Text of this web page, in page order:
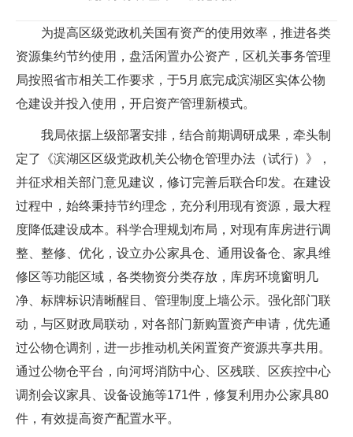
为提高区级党政机关国有资产的使用效率，推进各类
资源集约节约使用，盘活闲置办公资产，区机关事务管理
局按照省市相关工作要求，于5月底完成滨湖区实体公物
仓建设并投入使用，开启资产管理新模式。
我局依据上级部署安排，结合前期调研成果，牵头制
定了《滨湖区区级党政机关公物仓管理办法（试行）》，
并征求相关部门意见建议，修订完善后联合印发。在建设
过程中，始终秉持节约理念，充分利用现有资源，最大程
度降低建设成本。科学合理规划布局，对现有库房进行调
整、整修、优化，设立办公家具仓、通用设备仓、家具维
修区等功能区域，各类物资分类存放，库房环境窗明几
净、标牌标识清晰醒目、管理制度上墙公示。强化部门联
动，与区财政局联动，对各部门新购置资产申请，优先通
过公物仓调剂，进一步推动机关闲置资产资源共享共用。
通过公物仓平台，向河埒消防中心、区残联、区疾控中心
调剂会议家具、设备设施等171件，修复利用办公家具80
件，有效提高资产配置水平。